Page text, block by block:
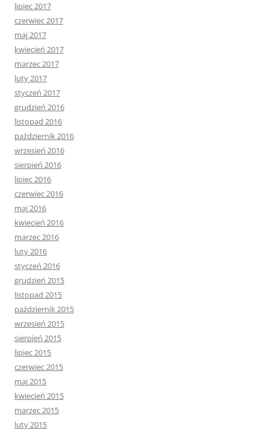
lipiec 2017
czerwiec 2017
maj 2017
kwiecień 2017
marzec 2017
luty 2017
styczeń 2017
grudzień 2016
listopad 2016
październik 2016
wrzesień 2016
sierpień 2016
lipiec 2016
czerwiec 2016
maj 2016
kwiecień 2016
marzec 2016
luty 2016
styczeń 2016
grudzień 2015
listopad 2015
październik 2015
wrzesień 2015
sierpień 2015
lipiec 2015
czerwiec 2015
maj 2015
kwiecień 2015
marzec 2015
luty 2015